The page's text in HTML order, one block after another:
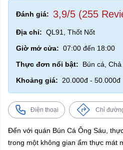
Đánh giá: 3,9/5 (255
Địa chỉ: QL91, Thốt Nốt
Giờ mở cửa: 07:00 đến 18:00
Thực đơn nổi bật:
Bún cá,
Khoảng giá:
20.000đ - 50.000đ
Điện thoại Chỉ
Đến với quán Bún Cá Ông Sáu,
trong một không gian ẩm thực mát